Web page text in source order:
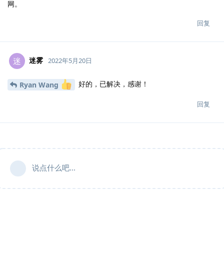
网。
回复
迷 迷雾 2022年5月20日
Ryan Wang 好的，已解决，感谢！
回复
说点什么吧...